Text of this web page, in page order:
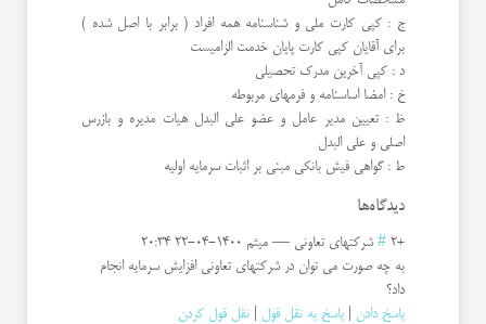
ج : کپی کارت ملی و شناسنامه همه افراد ( برابر با اصل شده )
برای آقایان کپی کارت پایان خدمت الزامیست
د : کپی آخرین مدرک تحصیلی
خ : امضا اساسنامه و فرمهای مربوطه
ظ : تعیین مدیر عامل و عضو علی البدل هیات مدیره و بازرس
اصلی و علی البدل
ط : گواهی فیش بانکی مبنی بر اثبات سرمایه اولیه
دیدگاه‌ها
+2
# شرکتهای تعاونی — میثم 1400-04-22 20:34
به چه صورت می توان در شرکتهای تعاونی افزایش سرمایه انجام
داد؟
پاسخ دادن
پاسخ به نقل قول
نقل قول کردن